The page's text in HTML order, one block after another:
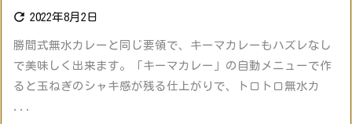
 2022年8月2日
勝間式無水カレーと同じ要領で、キーマカレーもハズレなし
で美味しく出来ます。「キーマカレー」の自動メニューで作
ると玉ねぎのシャキ感が残る仕上がりで、トロトロ無水カ
...